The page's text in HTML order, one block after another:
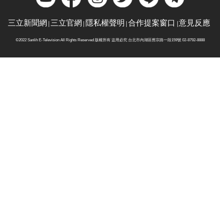
三立新聞網 三立官網 隱私權聲明 合作提案窗口 意見反應
©2022 Sanlih E-Television All Rights Reserved 版權所有 盜用必究 台北市內湖區舊宗路一段159號 02-8792-8888